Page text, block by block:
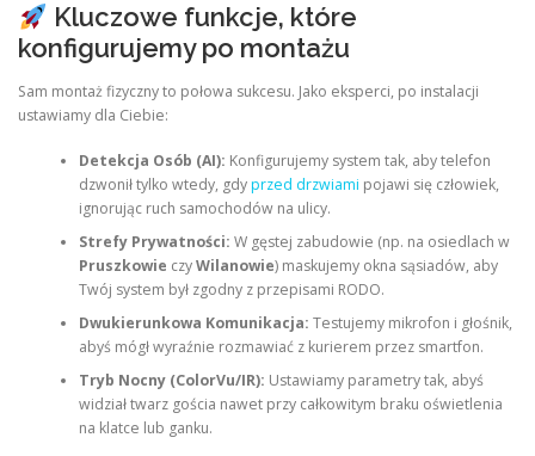
Kluczowe funkcje, które
konfigurujemy po montażu
Sam montaż fizyczny to połowa sukcesu. Jako eksperci, po instalacji
ustawiamy dla Ciebie:
Detekcja Osób (AI): Konfigurujemy system tak, aby telefon
dzwonił tylko wtedy, gdyprzed drzwiami pojawi się człowiek,
ignorując ruch samochodów na ulicy.
Strefy Prywatności: W gęstej zabudowie (np. na osiedlach w
Pruszkowie czyWilanowie) maskujemy okna sąsiadów, aby
Twój system był zgodny z przepisami RODO.
Dwukierunkowa Komunikacja: Testujemy mikrofon i głośnik,
abyś mógł wyraźnie rozmawiać z kurierem przez smartfon.
Tryb Nocny (ColorVu/IR): Ustawiamy parametry tak, abyś
widział twarz gościa nawet przy całkowitym braku oświetlenia
na klatce lub ganku.